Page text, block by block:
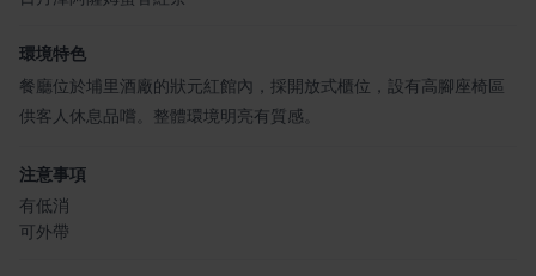
環境特色
餐廳位於埔里酒廠的狀元紅館內，採開放式櫃位，設有高腳座椅區
供客人休息品嚐。整體環境明亮有質感。
注意事項
有低消
可外帶